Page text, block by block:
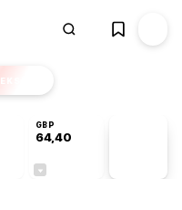
EKSTRA
GBP
64,40